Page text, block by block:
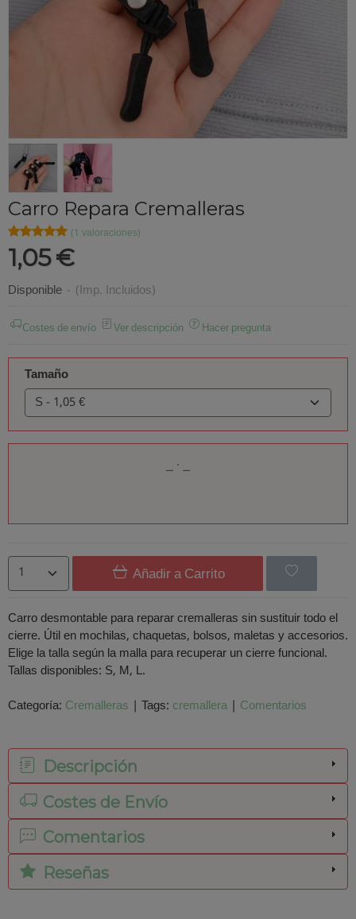
Carro Repara Cremalleras
★★★★★
★★★★★ (1 valoraciones)
1,05 €
Disponible - (Imp. Incluidos)
Costes de envío Ver descripción Hacer pregunta
Tamaño
Añadir a Carrito
Carro desmontable para reparar cremalleras sin sustituir todo el
cierre. Útil en mochilas, chaquetas, bolsos, maletas y accesorios.
Elige la talla según la malla para recuperar un cierre funcional.
Tallas disponibles: S, M, L.
Categoría: Cremalleras | Tags: cremallera | Comentarios
Descripción
Costes de Envío
Comentarios
Reseñas